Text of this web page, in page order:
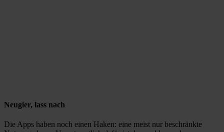
Neugier, lass nach
Die Apps haben noch einen Haken: eine meist nur beschränkte